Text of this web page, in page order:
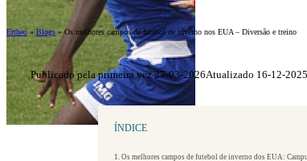
Ertheo» Blogs »Os melhores campos de futebol de inverno nos EUA – Diversão e treino
Publicado pela primeira vez 27-03-2026Atualizado 16-12-2025
ÍNDICE
1. Os melhores campos de futebol de inverno dos EUA: